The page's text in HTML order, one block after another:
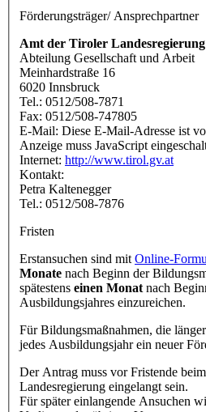
Förderungsträger/ Ansprechpartner
Amt der Tiroler Landesregierung
Abteilung Gesellschaft und Arbeit
Meinhardstraße 16
6020 Innsbruck
Tel.: 0512/508-7871
Fax: 0512/508-747805
E-Mail: Diese E-Mail-Adresse ist
Anzeige muss JavaScript
Internet: http://www.tirol.gv.at
Kontakt:
Petra Kaltenegger
Tel.: 0512/508-7876
Fristen
Erstansuchen sind mit Online-
Monate nach Beginn der
spätestens einen Monat nach
Ausbildungsjahres einzureichen.
Für Bildungsmaßnahmen, die
jedes Ausbildungsjahr ein neuer
Der Antrag muss vor Fristende
Landesregierung eingelangt sein.
Für später einlangende Ansuchen